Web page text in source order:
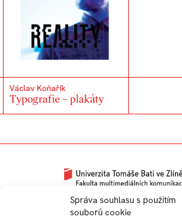
Správa souhlasu s použitím
souborů cookie
Václav Koňařík
Typografie – plakáty
Univerzitní 2431
760 01 Zlín